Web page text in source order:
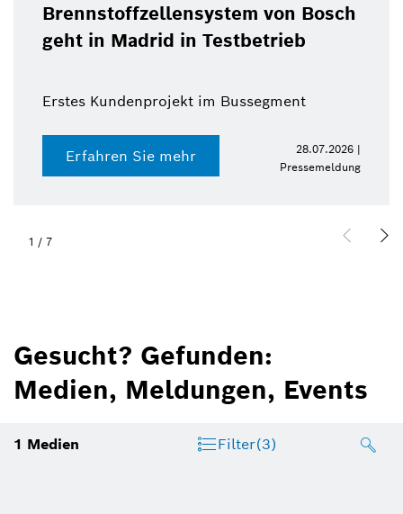
Brennstoffzellensystem von Bosch
geht in Madrid in Testbetrieb
Erstes Kundenprojekt im Bussegment
Erfahren Sie mehr
28.07.2026 |
Pressemeldung
1 / 7
Gesucht? Gefunden:
Medien, Meldungen, Events
1 Medien Filter(3)